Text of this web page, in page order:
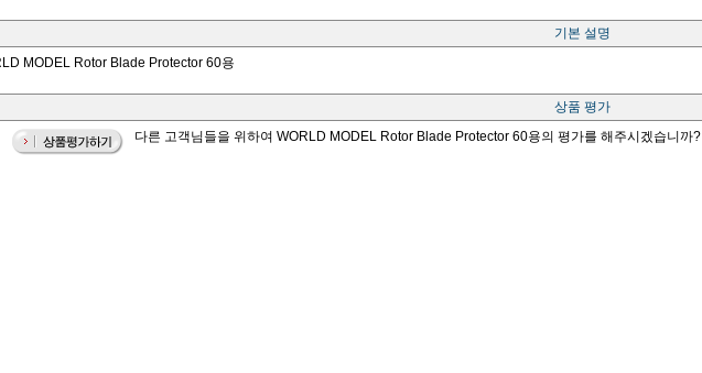
기본 설명
MODEL Rotor Blade Protector 60용
상품 평가
다른 고객님들을 위하여 WORLD MODEL Rotor Blade Protector 60용의 평가를 해주시겠습니까?